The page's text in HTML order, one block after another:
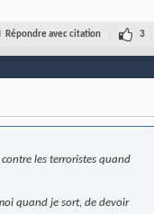
Répondre avec citation 3
les terroristes quand
quand je sort, de devoir